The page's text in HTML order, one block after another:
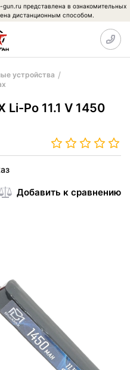
представлена в ознакомительных
дистанционным способом.
устройства
Li-Po 11.1 V 1450
Добавить к сравнению